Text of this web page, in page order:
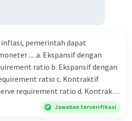
pemerintah dapat
.... a. Ekspansif dengan
ratio b. Ekspansif dengan
ratio c. Kontraktif
requirement ratio d. Kontraktif
requirement ratio e.
tingkat diskonto Bila Bank
Jawaban terverifikasi